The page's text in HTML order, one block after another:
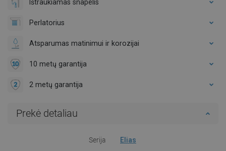
Ištraukiamas snapelis
Perlatorius
Atsparumas matinimui ir korozijai
10 metų garantija
2 metų garantija
Prekė detaliau
Serija Elias